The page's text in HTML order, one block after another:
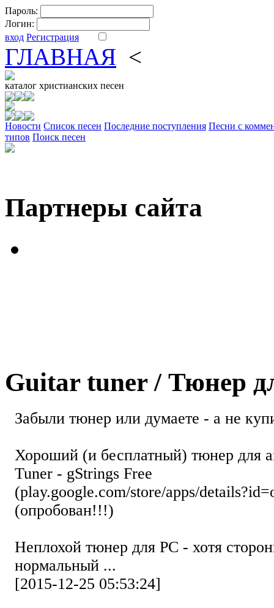
Пароль:
Логин:
вход Регистрация
ГЛАВНАЯ <
каталог христианских песен
Новости Cписок песен Последние поступления Песни с
типов Поиск песен
Партнеры сайта
Guitar tuner / Тюнер
Забыли тюнер или думаете - а не
Хороший (и бесплатный) тюнер для
Tuner - gStrings Free
(play.google.com/store/apps/
(опробован!!!)
Неплохой тюнер для РС - хотя
нормальный ...
[2015-12-25 05:53:24]